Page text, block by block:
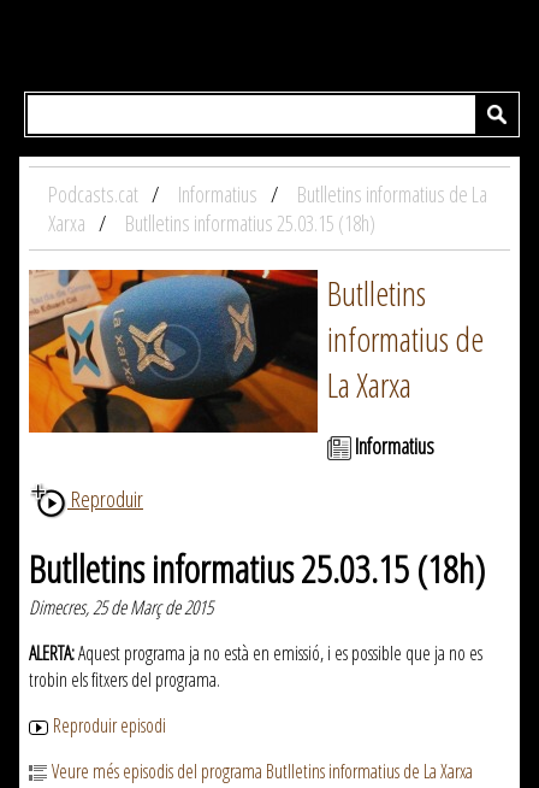
Podcasts.cat Informatius
Butlletins informatius de La
Xarxa
Butlletins informatius 25.03.15 (18h)
Butlletins
informatius de
La Xarxa
Informatius
Reproduir
Butlletins informatius 25.03.15 (18h)
Dimecres, 25 de Març de 2015
ALERTA:Aquest programa ja no està en emissió, i es possible que ja no es
trobin els fitxers del programa.
Reproduir episodi
Veure més episodis del programa Butlletins informatius de La Xarxa